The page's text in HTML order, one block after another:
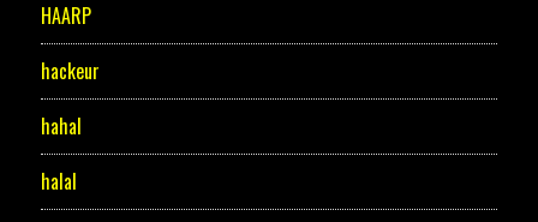
HAARP
hackeur
hahal
halal